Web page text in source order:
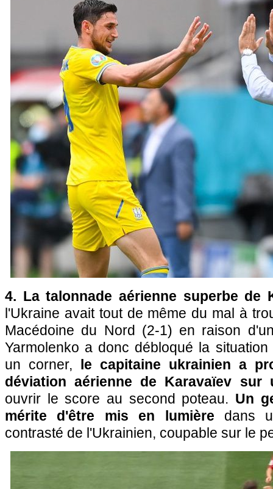
4. La talonnade aérienne superbe de
l'Ukraine avait tout de même du mal à
Macédoine du Nord (2-1) en raison
Yarmolenko a donc débloqué la
un corner, le capitaine ukrainien a
déviation aérienne de Karavaïev sur
ouvrir le score au second poteau. Un
mérite d'être mis en lumière dans
contrasté de l'Ukrainien, coupable sur le